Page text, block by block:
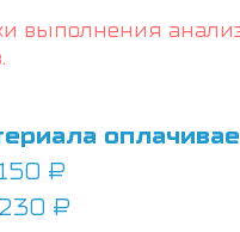
выполнения
₽
₽